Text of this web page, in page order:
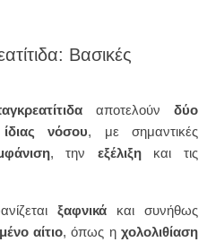
Βασικές
αποτελούν δύο
νόσου, με σημαντικές
, την εξέλιξηκαι τις
ξαφνικάκαι συνήθως
αίτιο, όπως ηχολολιθίαση